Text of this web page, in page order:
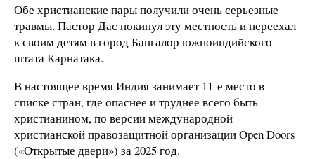
Обе христианские пары получили очень серьезные
травмы. Пастор Дас покинул эту местность и переехал
к своим детям в город Бангалор южноиндийского
штата Карнатака.
В настоящее время Индия занимает 11-е место в
списке стран, где опаснее и труднее всего быть
христианином, по версии международной
христианской правозащитной организации Open Doors
(«Открытые двери») за 2025 год.